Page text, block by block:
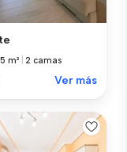
m² |2 camas
Ver más